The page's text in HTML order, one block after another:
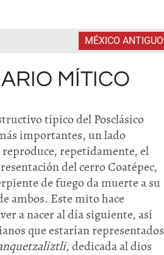
MÉXICO ANTIGUO
MÍTICO
típico del Posclásico
importantes, un lado
repetidamente, el
del cerro Coatépec,
de fuego da muerte a su
ambos. Este mito hace
a nacer al día siguiente, así
que estarían representados
, dedicada al dios